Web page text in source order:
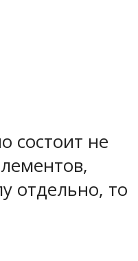
состоит не
отдельно, то